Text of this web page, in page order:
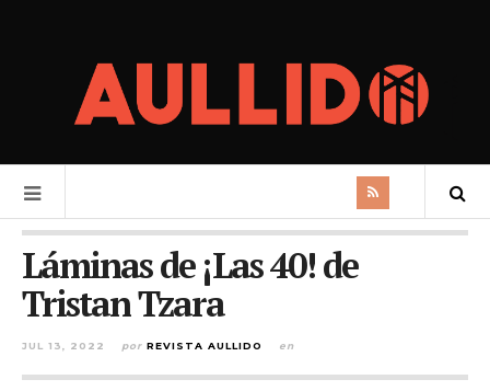
Láminas de ¡Las 40! de
Tristan Tzara
JUL 13, 2022 por REVISTA AULLIDO en